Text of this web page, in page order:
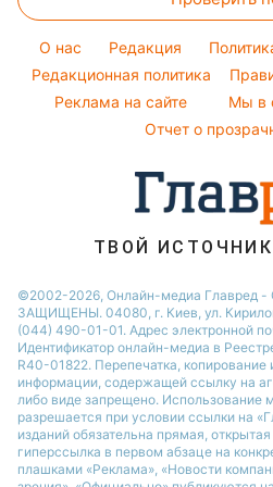
Кейт Миддлтон
Алла Пугачева
Максим Галкин
Виталий Козловский
Модные ошибки
Новости моды
Советы от Андре Тана
Оптические иллюзии
Народные приметы
Все о шоу-бизнесе
O нас Редакция
Редакционная политика
Реклама на сайте
Мы в
Отчет о
ТВОЙ
©2002-2026, Онлайн-медиа Главред -
ЗАЩИЩЕНЫ. 04080, г. Киев, ул.
(044) 490-01-01. Адрес электронной
Идентификатор онлайн-медиа в
R40-01822. Перепечатка, копирование
информации, содержащей ссылку на
либо виде запрещено. Использование
разрешается при условии ссылки на
изданий обязательна прямая,
гиперссылка в первом абзаце на
плашками «Реклама», «Новости